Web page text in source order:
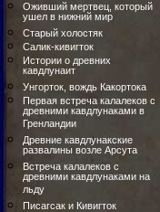
Оживший мертвец, который
ушел в нижний мир
Старый холостяк
Салик-кивигток
Истории о древних
кавдлунаит
Унгорток, вождь Какортока
Первая встреча калалеков с
древними кавдлунаками в
Гренландии
Древние кавдлунакские
развалины возле Арсута
Встреча калалеков с
древними кавдлунаками на
льду
Писагсак и Кивигток